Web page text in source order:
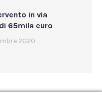
in via
65mila euro
2020